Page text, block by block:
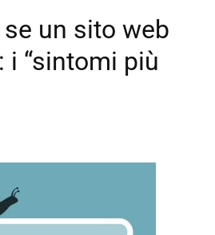
un sito web
i “sintomi più